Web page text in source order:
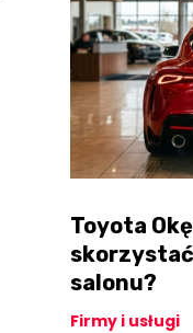
Toyota
salonu?
Firmy i usługi